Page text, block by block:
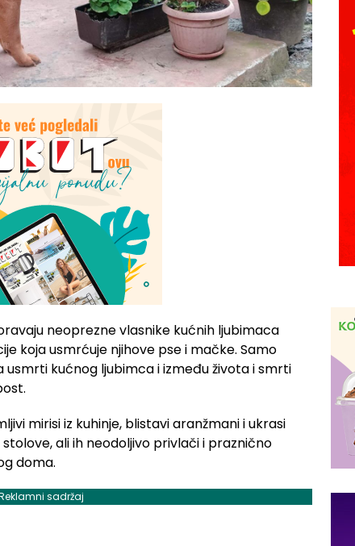
neoprezne vlasnike kućnih ljubimaca
koja usmrćuje njihove pse i mačke. Samo
kućnog ljubimca i između života i smrti
mirisi iz kuhinje, blistavi aranžmani i ukrasi
ali ih neodoljivo privlači i praznično
doma.
sadržaj